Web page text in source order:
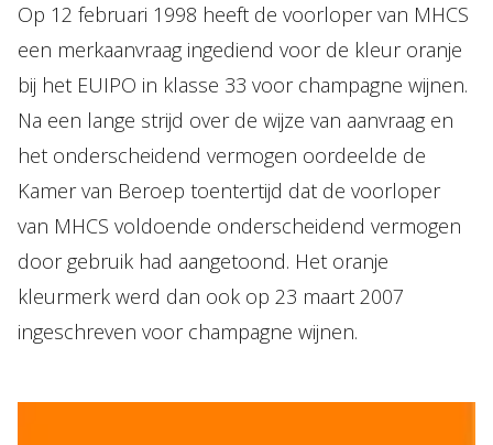
Op 12 februari 1998 heeft de voorloper van MHCS
een merkaanvraag ingediend voor de kleur oranje
bij het EUIPO in klasse 33 voor champagne wijnen.
Na een lange strijd over de wijze van aanvraag en
het onderscheidend vermogen oordeelde de
Kamer van Beroep toentertijd dat de voorloper
van MHCS voldoende onderscheidend vermogen
door gebruik had aangetoond. Het oranje
kleurmerk werd dan ook op 23 maart 2007
ingeschreven voor champagne wijnen.